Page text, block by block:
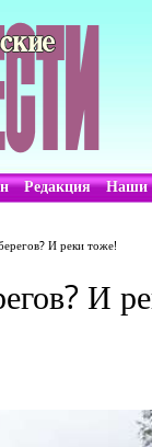
Редакция Наши
И реки тоже!
И